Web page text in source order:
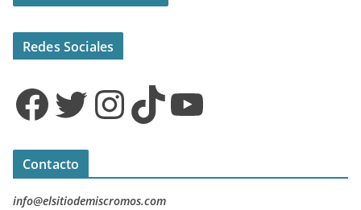
Redes Sociales
Facebook Twitter InstagramTikTok YouTube
Contacto
info@elsitiodemiscromos.com